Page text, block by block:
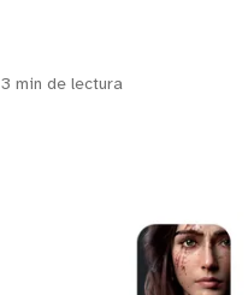
3 min de lectura